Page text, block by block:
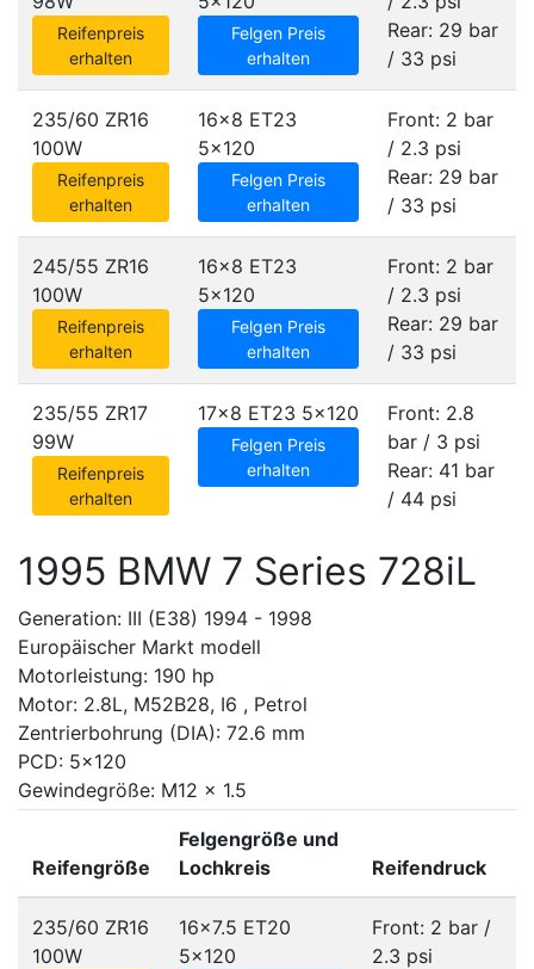
Reifenpreis
erhalten
Felgen Preis
erhalten
Rear: 29 bar
/ 33 psi
235/60 ZR16
100W
Reifenpreis
erhalten
16x8 ET23
5x120
Felgen Preis
erhalten
Front: 2 bar
/ 2.3 psi
Rear: 29 bar
/ 33 psi
245/55 ZR16
100W
Reifenpreis
erhalten
16x8 ET23
5x120
Felgen Preis
erhalten
Front: 2 bar
/ 2.3 psi
Rear: 29 bar
/ 33 psi
235/55 ZR17
99W
Reifenpreis
erhalten
17x8 ET23 5x120
Felgen Preis
erhalten
Front: 2.8
bar / 3 psi
Rear: 41 bar
/ 44 psi
1995 BMW 7 Series 728iL
Generation: III (E38) 1994 - 1998
Europäischer Markt modell
Motorleistung: 190 hp
Motor: 2.8L, M52B28, I6 , Petrol
Zentrierbohrung (DIA): 72.6 mm
PCD: 5x120
Gewindegröße: M12 x 1.5
Reifengröße
Felgengröße und
Lochkreis
Reifendruck
235/60 ZR16
100W
16x7.5 ET20
5x120
Front: 2 bar /
2.3 psi